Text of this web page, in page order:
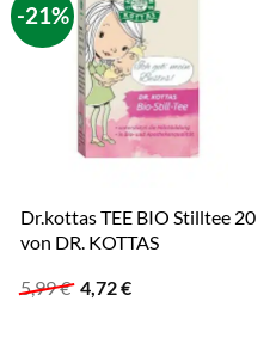
-21%
Dr.kottas TEE BIO Stilltee 20
von DR. KOTTAS
5,99€ Ursprünglicher
Preis
4,72€Aktueller